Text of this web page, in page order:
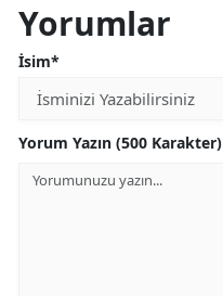
Yorumlar
İsim*
Yorum Yazın (500 Karakter)